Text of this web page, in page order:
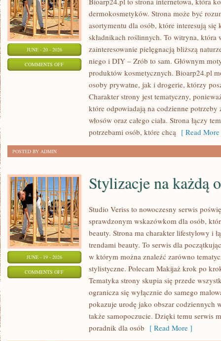
JUNE - 20 - 2026
COMMENTS OFFON
dermokosmetyków. Strona może być
asortymentu dla osób, które interesują
składnikach roślinnych. To witryna, która
zainteresowanie pielęgnacją bliższą
niego i DIY – Zrób to sam. Głównym
produktów kosmetycznych. Bioarp24.pl
osoby prywatne, jak i drogerie, którzy
Charakter strony jest tematyczny,
które odpowiadają na codzienne potrzeby
włosów oraz całego ciała. Strona łączy
potrzebami osób, które chcą [ Read
POSTED BY ADMIN
JUNE - 19 - 2026
COMMENTS OFFON
STYLIZACJE
Stylizacje na każdą
Studio Veriss to nowoczesny serwis
sprawdzonym wskazówkom dla osób,
beauty. Strona ma charakter lifestylowy i
trendami beauty. To serwis dla
w którym można znaleźć zarówno
stylistyczne. Polecam Makijaż krok po
Tematyka strony skupia się przede
ogranicza się wyłącznie do samego
pokazuje urodę jako obszar codziennych
także samopoczucie. Dzięki temu serwis
poradnik dla osób [ Read More ]